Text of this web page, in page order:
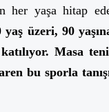
her yaşa hitap
üzeri, 90
Masa
bu sporla